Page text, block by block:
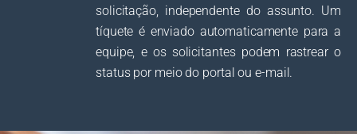
solicitação, independente do assunto. Um
tíquete é enviado automaticamente para a
equipe, e os solicitantes podem rastrear o
status por meio do portal ou e-mail.